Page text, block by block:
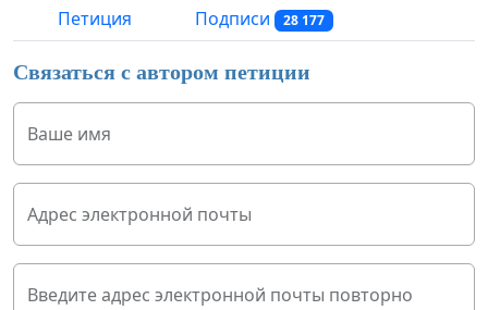
Петиция Подписи 28 177
Связаться с автором петиции
Ваше имя
Адрес электронной почты
Введите адрес электронной почты повторно